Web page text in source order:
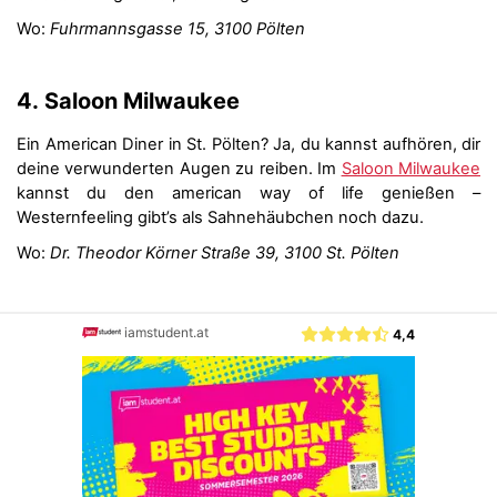
Wo: Fuhrmannsgasse 15, 3100 Pölten
4. Saloon Milwaukee
Ein American Diner in St. Pölten? Ja, du kannst aufhören, dir
deine verwunderten Augen zu reiben. Im Saloon Milwaukee
kannst du den american way of life genießen –
Westernfeeling gibt’s als Sahnehäubchen noch dazu.
Wo: Dr. Theodor Körner Straße 39, 3100 St. Pölten